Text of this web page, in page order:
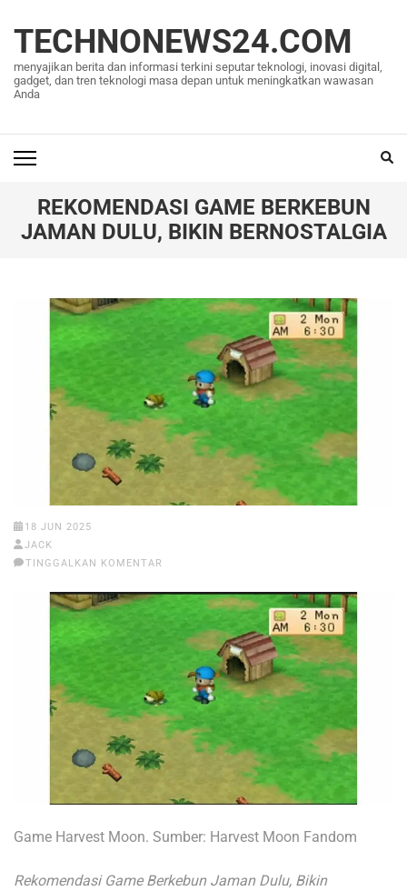
konten
(Tekan
Enter)
TECHNONEWS24.COM
menyajikan berita dan informasi terkini seputar teknologi, inovasi digital,
gadget, dan tren teknologi masa depan untuk meningkatkan wawasan
Anda
REKOMENDASI GAME BERKEBUN
JAMAN DULU, BIKIN BERNOSTALGIA
18 JUN 2025
JACK
TINGGALKAN KOMENTAR
Game Harvest Moon. Sumber: Harvest Moon Fandom
Rekomendasi Game Berkebun Jaman Dulu, Bikin